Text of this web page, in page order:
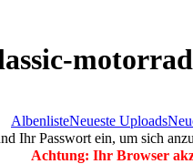
AlbenlisteNeueste Uploads
Ihr Passwort ein, um sich
Achtung: Ihr Browser